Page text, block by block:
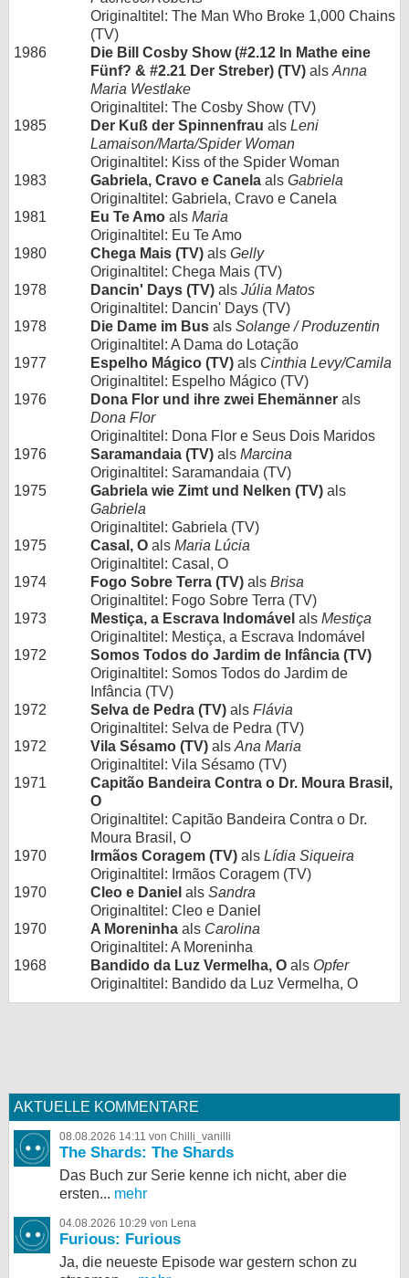
Originaltitel: The Man Who Broke 1,000 Chains
(TV)
1986
Die Bill Cosby Show (#2.12 In Mathe eine
Fünf? & #2.21 Der Streber) (TV) als Anna
Maria Westlake
Originaltitel: The Cosby Show (TV)
1985
Der Kuß der Spinnenfrau als Leni
Lamaison/Marta/Spider Woman
Originaltitel: Kiss of the Spider Woman
1983
Gabriela, Cravo e Canela als Gabriela
Originaltitel: Gabriela, Cravo e Canela
1981
Eu Te Amo als Maria
Originaltitel: Eu Te Amo
1980
Chega Mais (TV) als Gelly
Originaltitel: Chega Mais (TV)
1978
Dancin' Days (TV) als Júlia Matos
Originaltitel: Dancin' Days (TV)
1978
Die Dame im Bus als Solange / Produzentin
Originaltitel: A Dama do Lotação
1977
Espelho Mágico (TV) als Cinthia Levy/Camila
Originaltitel: Espelho Mágico (TV)
1976
Dona Flor und ihre zwei Ehemänner als
Dona Flor
Originaltitel: Dona Flor e Seus Dois Maridos
1976
Saramandaia (TV) als Marcina
Originaltitel: Saramandaia (TV)
1975
Gabriela wie Zimt und Nelken (TV) als
Gabriela
Originaltitel: Gabriela (TV)
1975
Casal, O als Maria Lúcia
Originaltitel: Casal, O
1974
Fogo Sobre Terra (TV) als Brisa
Originaltitel: Fogo Sobre Terra (TV)
1973
Mestiça, a Escrava Indomável als Mestiça
Originaltitel: Mestiça, a Escrava Indomável
1972
Somos Todos do Jardim de Infância (TV)
Originaltitel: Somos Todos do Jardim de
Infância (TV)
1972
Selva de Pedra (TV) als Flávia
Originaltitel: Selva de Pedra (TV)
1972
Vila Sésamo (TV) als Ana Maria
Originaltitel: Vila Sésamo (TV)
1971
Capitão Bandeira Contra o Dr. Moura Brasil,
O
Originaltitel: Capitão Bandeira Contra o Dr.
Moura Brasil, O
1970
Irmãos Coragem (TV) als Lídia Siqueira
Originaltitel: Irmãos Coragem (TV)
1970
Cleo e Daniel als Sandra
Originaltitel: Cleo e Daniel
1970
A Moreninha als Carolina
Originaltitel: A Moreninha
1968
Bandido da Luz Vermelha, O als Opfer
Originaltitel: Bandido da Luz Vermelha, O
AKTUELLE KOMMENTARE
08.08.2026 14:11 von Chilli_vanilli
The Shards: The Shards
Das Buch zur Serie kenne ich nicht, aber die
ersten... mehr
04.08.2026 10:29 von Lena
Furious: Furious
Ja, die neueste Episode war gestern schon zu